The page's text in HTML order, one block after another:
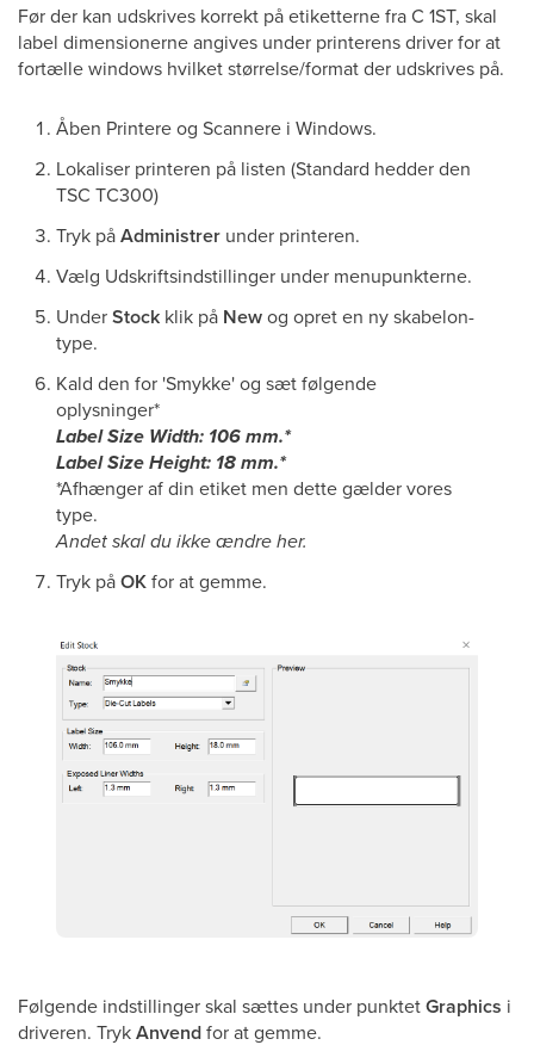
Før der kan udskrives korrekt på etiketterne fra C 1ST, skal
label dimensionerne angives under printerens driver for at
fortælle windows hvilket størrelse/format der udskrives på.
Åben Printere og Scannere i Windows.
Lokaliser printeren på listen (Standard hedder den
TSC TC300)
Tryk påAdministrer under printeren.
Vælg Udskriftsindstillinger under menupunkterne.
UnderStock klik på Newog opret en ny skabelon-
type.
Kald den for 'Smykke' og sæt følgende
oplysninger*
Label Size Width: 106 mm.*
Label Size Height: 18 mm.*
*Afhænger af din etiket men dette gælder vores
type.
Andet skal du ikke ændre her.
Tryk påOKfor at gemme.
Følgende indstillinger skal sættes under punktetGraphics i
driveren. TrykAnvendfor at gemme.